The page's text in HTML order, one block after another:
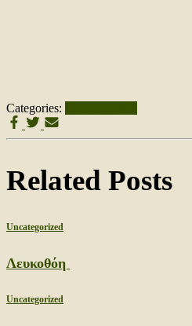
Categories:
Related Posts
Uncategorized
Λευκοθόη
Uncategorized